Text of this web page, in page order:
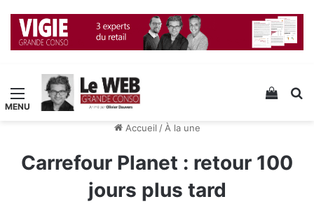
Menu Voir
Accueil / À la une
Carrefour Planet : retour 100
jours plus tard